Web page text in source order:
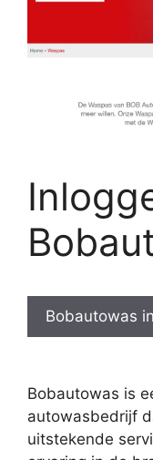
Bobautowas
Bobautowas is
autowasbedrijf
uitstekende